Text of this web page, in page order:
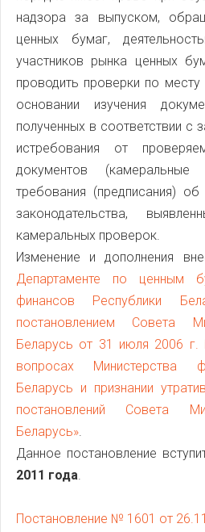
надзора за выпуском,
ценных бумаг,
участников рынка ценных
проводить проверки по
основании изучения
полученных в соответствии с
истребования от
документов (камеральные
требования (предписания) об
законодательства,
камеральных проверок.
Изменение и дополнения
Департаменте по ценным
финансов Республики
постановлением Совета
Беларусь от 31 июля 2006
вопросах Министерства
Беларусь и признании
постановлений Совета
Беларусь».
Данное постановление
2011 года.
Постановление № 1601 от